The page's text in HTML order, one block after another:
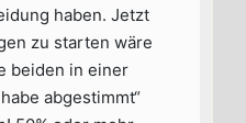
haben. Jetzt
zu starten wäre
beiden in einer
abgestimmt“